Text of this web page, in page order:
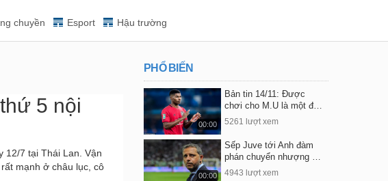
chuyền Esport Hậu trường
5 nội
12/7 tại Thái Lan. Vận
mạnh ở châu lục, cô
PHỔ BIẾN
00:00
Bản tin 14/11: Được
chơi cho M.U là một đ…
5261 lượt xem
00:00
Sếp Juve tới Anh đàm
phán chuyển nhượng …
4943 lượt xem